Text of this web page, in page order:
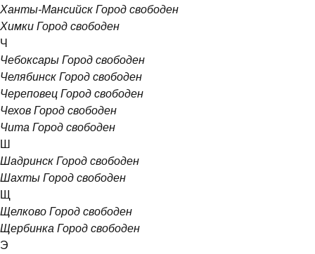
Ханты-Мансийск Город свободен
Химки Город свободен
Ч
Чебоксары Город свободен
Челябинск Город свободен
Череповец Город свободен
Чехов Город свободен
Чита Город свободен
Ш
Шадринск Город свободен
Шахты Город свободен
Щ
Щелково Город свободен
Щербинка Город свободен
Э